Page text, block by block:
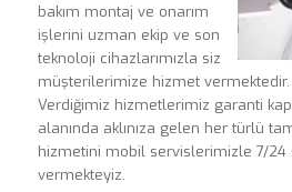
bakım montaj ve onarım
işlerini uzman ekip ve son
teknoloji cihazlarımızla siz
müşterilerimize hizmet vermektedir.
Verdiğimiz hizmetlerimiz garanti
alanında aklınıza gelen her türlü
hizmetini mobil servislerimizle 7/24
vermekteyiz.